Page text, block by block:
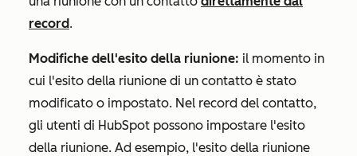
record.
Modifiche dell'esito della riunione: il momento in
cui l'esito della riunione di un contatto è stato
modificato o impostato. Nel record del contatto,
gli utenti di HubSpot possono impostare l'esito
della riunione. Ad esempio, l'esito della riunione